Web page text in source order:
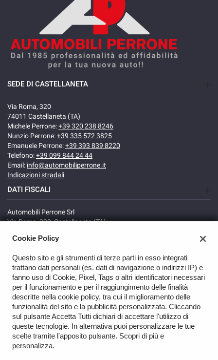
SEDE DI CASTELLANETA
Via Roma, 320
74011 Castellaneta (TA)
Michele Perrone:+39 320 238 8246
Nunzio Perrone:+39 335 572 3825
Emanuele Perrone:+39 393 839 8220
Telefono:+39 099 844 24 44
Email: info@automobiliperrone.it
Indicazioni stradali
DATI FISCALI
Automobili Perrone Srl
Via Roma, 320, Castellaneta (TA)
Registro delle imprese: TA
Copyright © 2026 Automobili Perrone Srl - VAT 02735640738 -
Read the Privacy Policy
Cookie Policy
Questo sito e gli strumenti di terze parti in esso integrati
trattano dati personali (es. dati di navigazione o indirizzi IP) e
fanno uso di Cookie, Pixel, Tags o altri identificatori necessari
per il funzionamento e per il raggiungimento delle finalità
descritte nella cookie policy, tra cui il miglioramento delle
funzionalità del sito e la pubblicità personalizzata. Cliccando
sul pulsante Accetta Tutti dichiari di accettare l'utilizzo di
queste tecnologie. In alternativa puoi personalizzare le tue
scelte tramite l'apposito pulsante. Scopri di più e
personalizza.